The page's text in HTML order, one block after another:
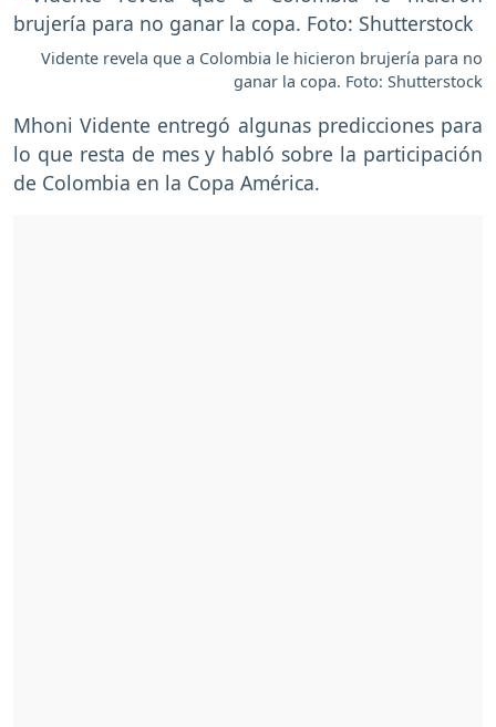
Vidente revela que a Colombia le hicieron brujería para no
ganar la copa. Foto: Shutterstock
Mhoni Vidente entregó algunas predicciones para
lo que resta de mes y habló sobre la participación
de Colombia en la Copa América.